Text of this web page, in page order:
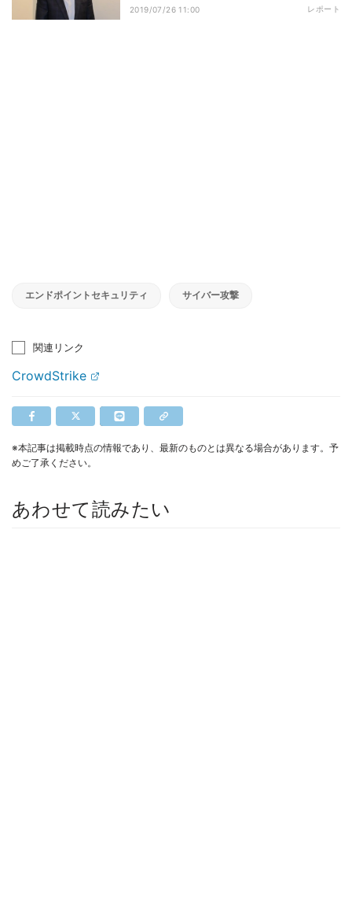
2019/07/26 11:00 レポート
エンドポイントセキュリティ サイバー攻撃
関連リンク
CrowdStrike
※本記事は掲載時点の情報であり、最新のものとは異なる場合があります。予
めご了承ください。
あわせて読みたい